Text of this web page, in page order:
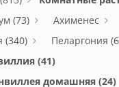
(73)
Ахименес
(340)
Пеларгония
(41)
домашняя (24)